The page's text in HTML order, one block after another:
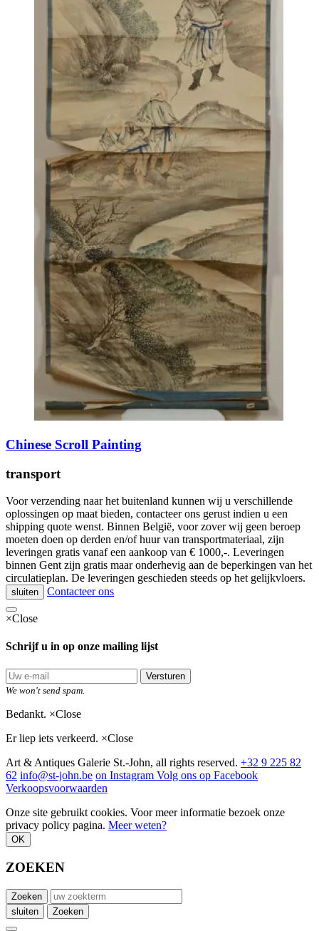
Chinese Scroll Painting
transport
Voor verzending naar het buitenland kunnen wij u verschillende
oplossingen op maat bieden, contacteer ons gerust indien u een
shipping quote wenst. Binnen België, voor zover wij geen beroep
moeten doen op derden en/of huur van transportmateriaal, zijn
leveringen gratis vanaf een aankoop van € 1000,-. Leveringen
binnen Gent zijn gratis maar onderhevig aan de beperkingen van het
circulatieplan. De leveringen geschieden steeds op het gelijkvloers.
sluiten Contacteer ons
×Close
Schrijf u in op onze mailing lijst
Versturen
We won't send spam.
Bedankt. ×Close
Er liep iets verkeerd. ×Close
Art & Antiques Galerie St.-John, all rights reserved. +32 9 225 82
62 info@st-john.be on Instagram Volg ons op Facebook
Verkoopsvoorwaarden
Onze site gebruikt cookies. Voor meer informatie bezoek onze
privacy policy pagina. Meer weten?
OK
ZOEKEN
Zoeken
sluiten
Zoeken